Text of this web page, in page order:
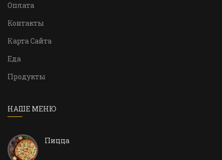
Оплата
Контакты
Карта Сайта
Еда
Продукты
НАШЕ МЕНЮ
Пицца